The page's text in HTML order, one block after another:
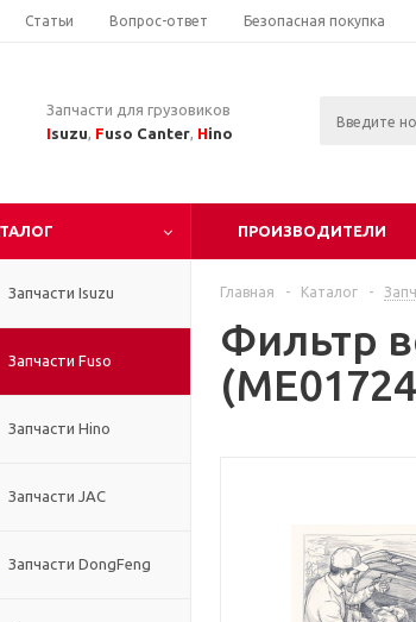
Статьи Вопрос-ответ Безопасная покупка
Запчасти для грузовиков
Isuzu, Fuso Canter, Hino
ПРОИЗВОДИТЕЛИ
Запчасти Isuzu
Запчасти Fuso
Запчасти Hino
Запчасти JAC
Запчасти DongFeng
Главная - Каталог -
Фильтр